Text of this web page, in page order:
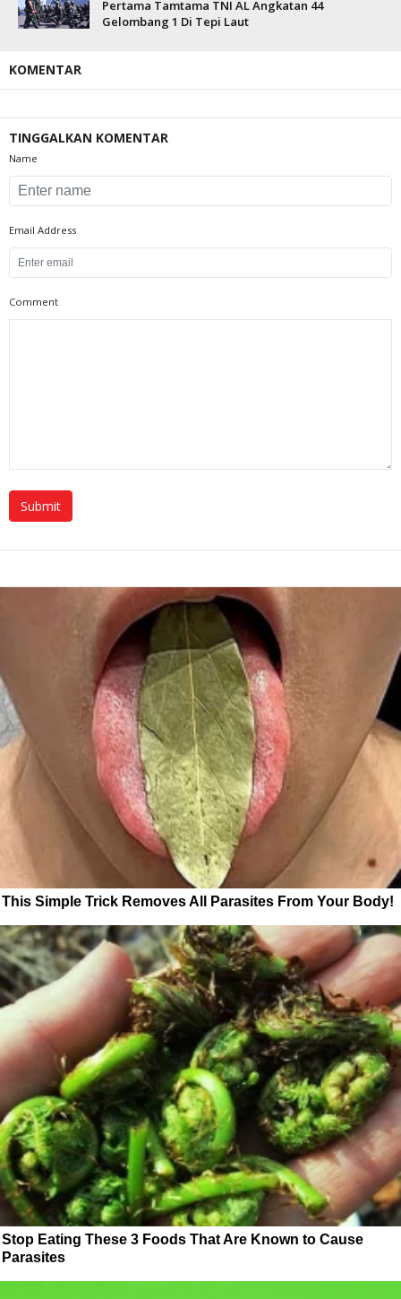
Pertama Tamtama TNI AL Angkatan 44
Gelombang 1 Di Tepi Laut
KOMENTAR
TINGGALKAN KOMENTAR
Name
Email Address
Comment
This Simple Trick Removes All Parasites From Your Body!
Stop Eating These 3 Foods That Are Known to Cause
Parasites